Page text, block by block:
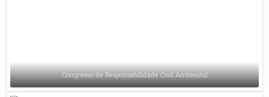
Congresso de Responsabilidade Civil Ambiental